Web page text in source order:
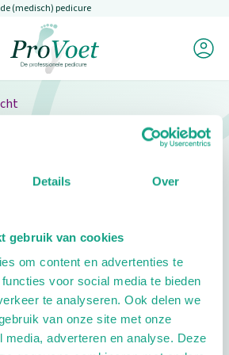
Details Over
gebruik van cookies
om content en advertenties te
voor social media te bieden
te analyseren. Ook delen we
van onze site met onze
media, adverteren en analyse. Deze
gaan
(medisch) pedicure
Ga naar de homepagina
Mijn
niet gevonden